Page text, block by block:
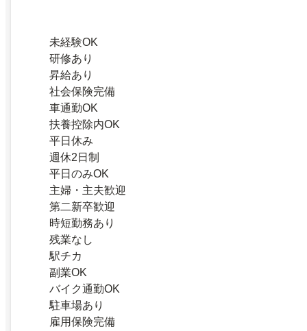
未経験OK
研修あり
昇給あり
社会保険完備
車通勤OK
扶養控除内OK
平日休み
週休2日制
平日のみOK
主婦・主夫歓迎
第二新卒歓迎
時短勤務あり
残業なし
駅チカ
副業OK
バイク通勤OK
駐車場あり
雇用保険完備